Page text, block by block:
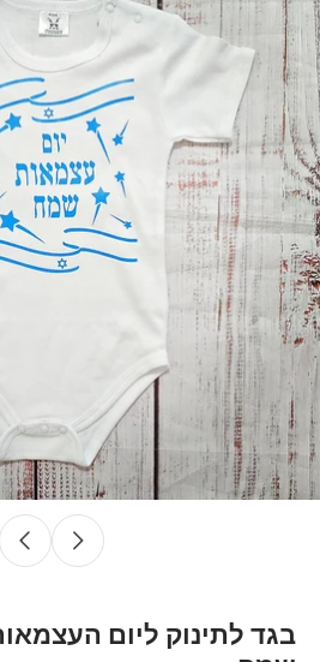
בגד לתינוק ליום